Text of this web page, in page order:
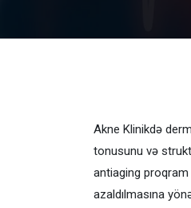
Akne Klinikdə
tonusunu və
antiaging proqram
azaldılmasına